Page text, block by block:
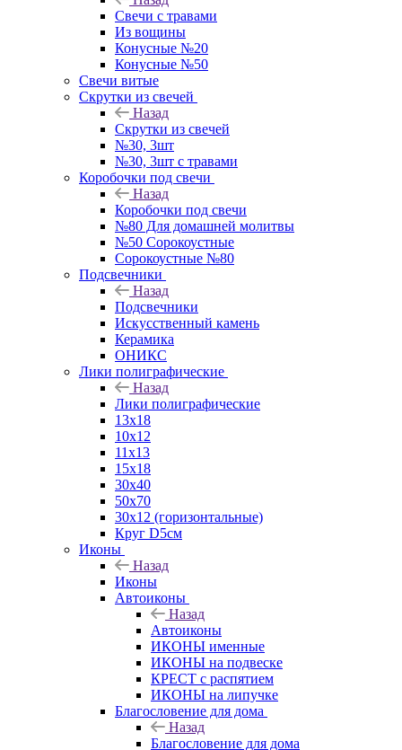
Свечи с травами
Из вощины
Конусные №20
Конусные №50
Свечи витые
Скрутки из свечей
Назад
Скрутки из свечей
№30, 3шт
№30, 3шт с травами
Коробочки под свечи
Назад
Коробочки под свечи
№80 Для домашней молитвы
№50 Сорокоустные
Сорокоустные №80
Подсвечники
Назад
Подсвечники
Искусственный камень
Керамика
ОНИКС
Лики полиграфические
Назад
Лики полиграфические
13x18
10x12
11х13
15х18
30x40
50x70
30x12 (горизонтальные)
Круг D5см
Иконы
Назад
Иконы
Автоиконы
Назад
Автоиконы
ИКОНЫ именные
ИКОНЫ на подвеске
КРЕСТ с распятием
ИКОНЫ на липучке
Благословение для дома
Назад
Благословение для дома